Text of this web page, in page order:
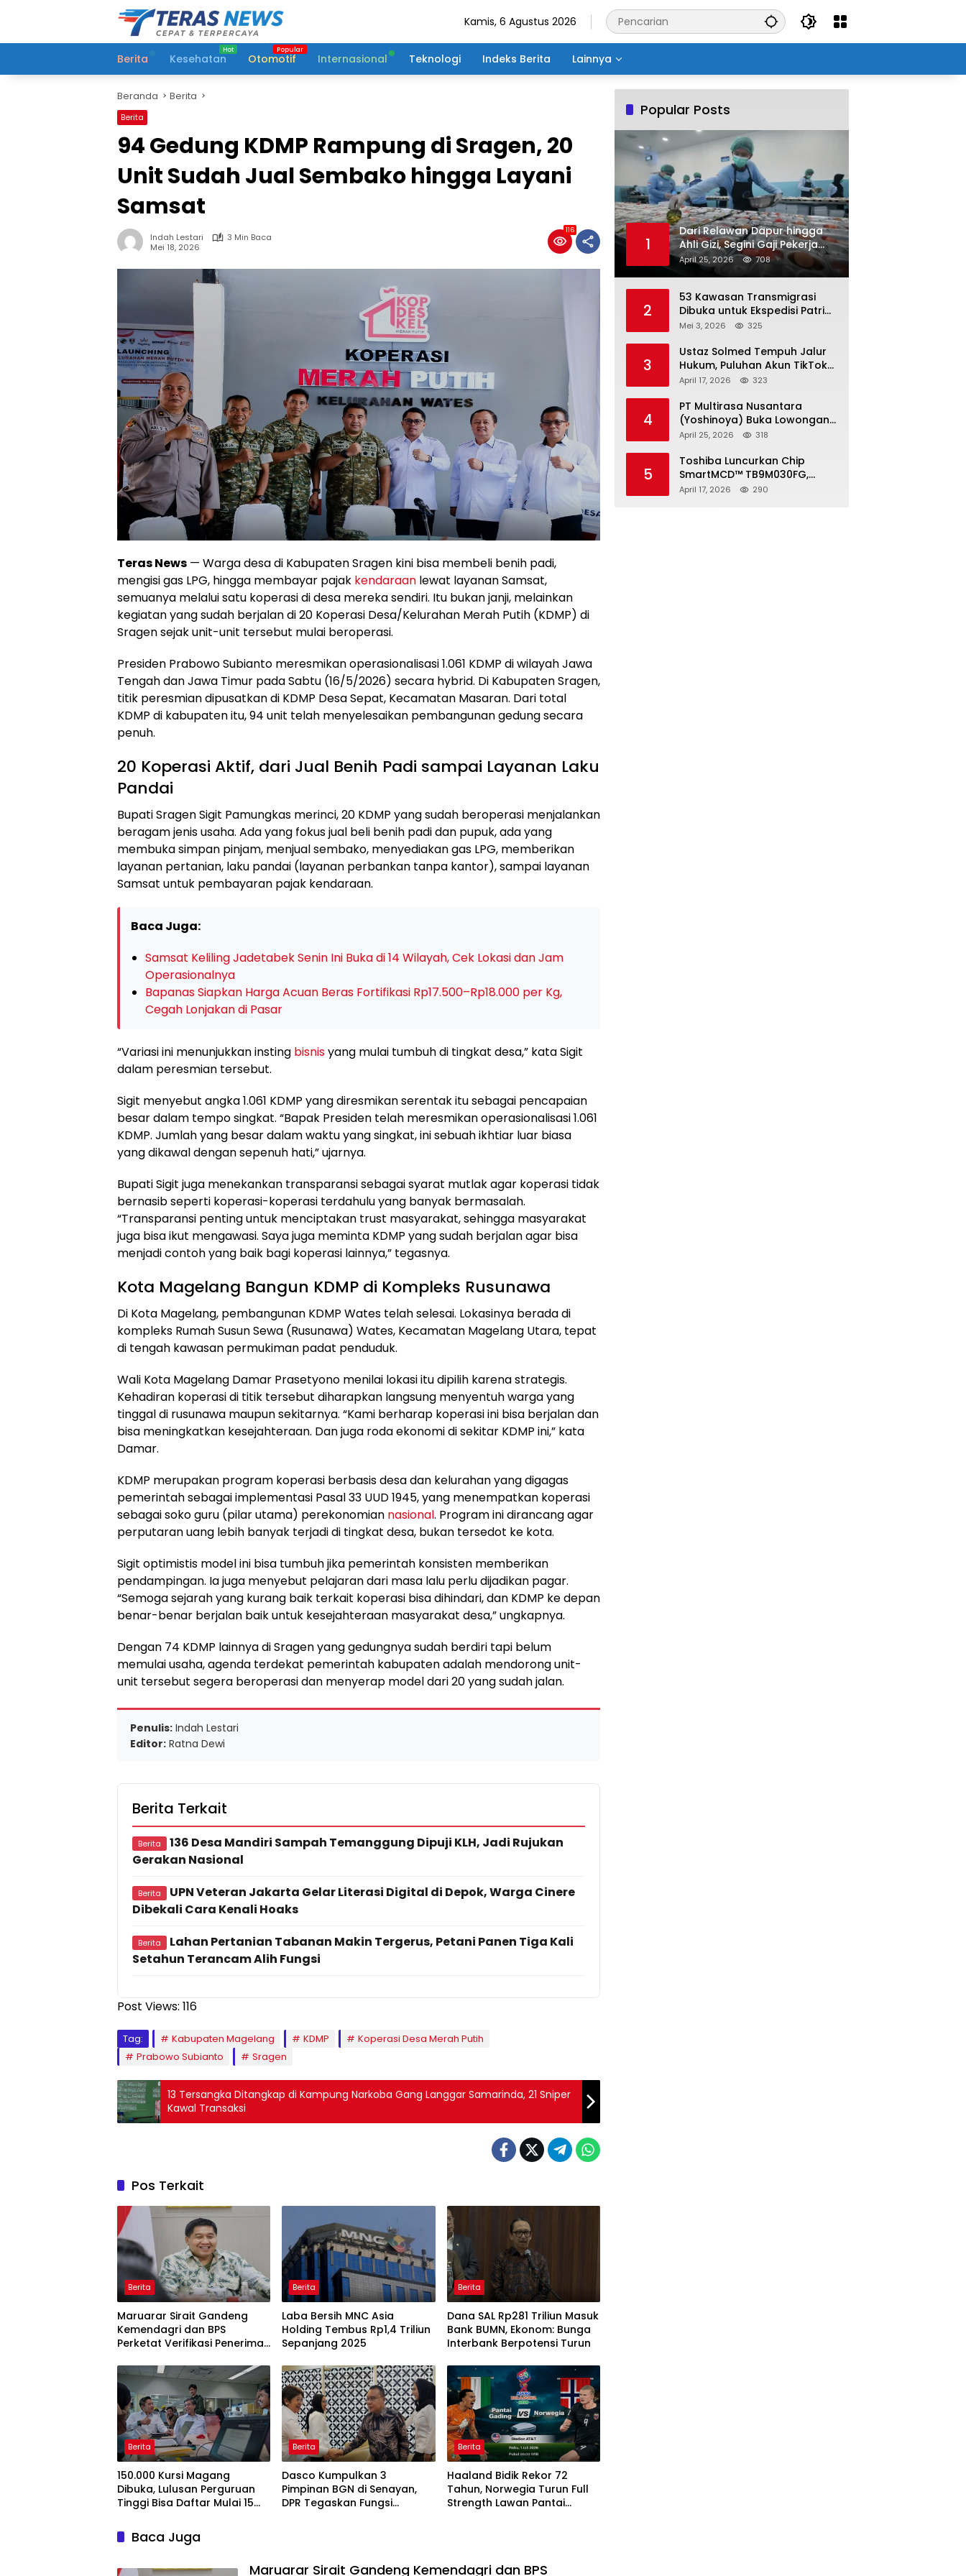
Kamis, 6 Agustus 2026
Berita Kesehatan Otomotif Internasional Teknologi Indeks Berita Lainnya
Beranda Berita
Berita
94 Gedung KDMP Rampung di Sragen, 20
Unit Sudah Jual Sembako hingga Layani
Samsat
Indah Lestari
3 Min Baca
Mei 18, 2026
116
Teras News — Warga desa di Kabupaten Sragen kini bisa membeli benih padi,
mengisi gas LPG, hingga membayar pajak kendaraan lewat layanan Samsat,
semuanya melalui satu koperasi di desa mereka sendiri. Itu bukan janji, melainkan
kegiatan yang sudah berjalan di 20 Koperasi Desa/Kelurahan Merah Putih (KDMP) di
Sragen sejak unit-unit tersebut mulai beroperasi.
Presiden Prabowo Subianto meresmikan operasionalisasi 1.061 KDMP di wilayah Jawa
Tengah dan Jawa Timur pada Sabtu (16/5/2026) secara hybrid. Di Kabupaten Sragen,
titik peresmian dipusatkan di KDMP Desa Sepat, Kecamatan Masaran. Dari total
KDMP di kabupaten itu, 94 unit telah menyelesaikan pembangunan gedung secara
penuh.
20 Koperasi Aktif, dari Jual Benih Padi sampai Layanan Laku
Pandai
Bupati Sragen Sigit Pamungkas merinci, 20 KDMP yang sudah beroperasi menjalankan
beragam jenis usaha. Ada yang fokus jual beli benih padi dan pupuk, ada yang
membuka simpan pinjam, menjual sembako, menyediakan gas LPG, memberikan
layanan pertanian, laku pandai (layanan perbankan tanpa kantor), sampai layanan
Samsat untuk pembayaran pajak kendaraan.
Baca Juga:
Samsat Keliling Jadetabek Senin Ini Buka di 14 Wilayah, Cek Lokasi dan Jam
Operasionalnya
Bapanas Siapkan Harga Acuan Beras Fortifikasi Rp17.500–Rp18.000 per Kg,
Cegah Lonjakan di Pasar
“Variasi ini menunjukkan insting bisnisyang mulai tumbuh di tingkat desa,” kata Sigit
dalam peresmian tersebut.
Sigit menyebut angka 1.061 KDMP yang diresmikan serentak itu sebagai pencapaian
besar dalam tempo singkat. “Bapak Presiden telah meresmikan operasionalisasi 1.061
KDMP. Jumlah yang besar dalam waktu yang singkat, ini sebuah ikhtiar luar biasa
yang dikawal dengan sepenuh hati,” ujarnya.
Bupati Sigit juga menekankan transparansi sebagai syarat mutlak agar koperasi tidak
bernasib seperti koperasi-koperasi terdahulu yang banyak bermasalah.
“Transparansi penting untuk menciptakan trust masyarakat, sehingga masyarakat
juga bisa ikut mengawasi. Saya juga meminta KDMP yang sudah berjalan agar bisa
menjadi contoh yang baik bagi koperasi lainnya,” tegasnya.
Kota Magelang Bangun KDMP di Kompleks Rusunawa
Di Kota Magelang, pembangunan KDMP Wates telah selesai. Lokasinya berada di
kompleks Rumah Susun Sewa (Rusunawa) Wates, Kecamatan Magelang Utara, tepat
di tengah kawasan permukiman padat penduduk.
Wali Kota Magelang Damar Prasetyono menilai lokasi itu dipilih karena strategis.
Kehadiran koperasi di titik tersebut diharapkan langsung menyentuh warga yang
tinggal di rusunawa maupun sekitarnya. “Kami berharap koperasi ini bisa berjalan dan
bisa meningkatkan kesejahteraan. Dan juga roda ekonomi di sekitar KDMP ini,” kata
Damar.
KDMP merupakan program koperasi berbasis desa dan kelurahan yang digagas
pemerintah sebagai implementasi Pasal 33 UUD 1945, yang menempatkan koperasi
sebagai soko guru (pilar utama) perekonomian nasional. Program ini dirancang agar
perputaran uang lebih banyak terjadi di tingkat desa, bukan tersedot ke kota.
Sigit optimistis model ini bisa tumbuh jika pemerintah konsisten memberikan
pendampingan. Ia juga menyebut pelajaran dari masa lalu perlu dijadikan pagar.
“Semoga sejarah yang kurang baik terkait koperasi bisa dihindari, dan KDMP ke depan
benar-benar berjalan baik untuk kesejahteraan masyarakat desa,” ungkapnya.
Dengan 74 KDMP lainnya di Sragen yang gedungnya sudah berdiri tapi belum
memulai usaha, agenda terdekat pemerintah kabupaten adalah mendorong unit-
unit tersebut segera beroperasi dan menyerap model dari 20 yang sudah jalan.
Penulis: Indah Lestari
Editor: Ratna Dewi
Berita Terkait
Berita
136 Desa Mandiri Sampah Temanggung Dipuji KLH, Jadi Rujukan
Gerakan Nasional
Berita
UPN Veteran Jakarta Gelar Literasi Digital di Depok, Warga Cinere
Dibekali Cara Kenali Hoaks
Berita
Lahan Pertanian Tabanan Makin Tergerus, Petani Panen Tiga Kali
Setahun Terancam Alih Fungsi
Post Views: 116
Tag: Kabupaten Magelang KDMP
Koperasi Desa Merah Putih
Prabowo Subianto
Sragen
13 Tersangka Ditangkap di Kampung Narkoba Gang Langgar Samarinda, 21 Sniper
Kawal Transaksi
Pos Terkait
Berita
Maruarar Sirait Gandeng
Kemendagri dan BPS
Perketat Verifikasi Penerima
Berita
Laba Bersih MNC Asia
Holding Tembus Rp1,4 Triliun
Sepanjang 2025
Berita
Dana SAL Rp281 Triliun Masuk
Bank BUMN, Ekonom: Bunga
Interbank Berpotensi Turun
Berita
150.000 Kursi Magang
Dibuka, Lulusan Perguruan
Tinggi Bisa Daftar Mulai 15
Berita
Dasco Kumpulkan 3
Pimpinan BGN di Senayan,
DPR Tegaskan Fungsi
Berita
Haaland Bidik Rekor 72
Tahun, Norwegia Turun Full
Strength Lawan Pantai
Baca Juga
Maruarar Sirait Gandeng Kemendagri dan BPS
Popular Posts
1
Dari Relawan Dapur hingga
Ahli Gizi, Segini Gaji Pekerja
Program MBG yang Kini Serap
Hampir Sejuta Tenaga Kerja
April 25, 2026 708
2
53 Kawasan Transmigrasi
Dibuka untuk Ekspedisi Patriot
2026, Pendaftaran Ditutup 21
Mei 3, 2026 325
3
Ustaz Solmed Tempuh Jalur
Hukum, Puluhan Akun TikTok
dan Instagram Dilaporkan
April 17, 2026 323
4
PT Multirasa Nusantara
(Yoshinoya) Buka Lowongan
Operator Warehouse 2026,
April 25, 2026 318
5
Toshiba Luncurkan Chip
SmartMCD™ TB9M030FG,
Solusi Motor Otomotif Tanpa
April 17, 2026 290